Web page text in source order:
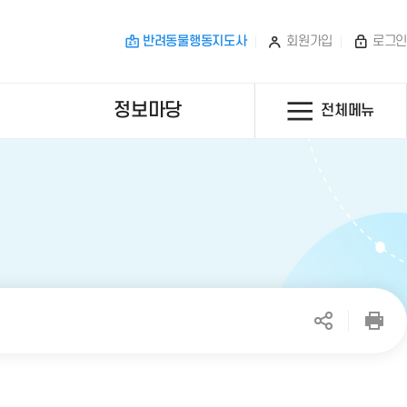
반려동물행동지도사 회원가입 로그인
정보마당 전체메뉴